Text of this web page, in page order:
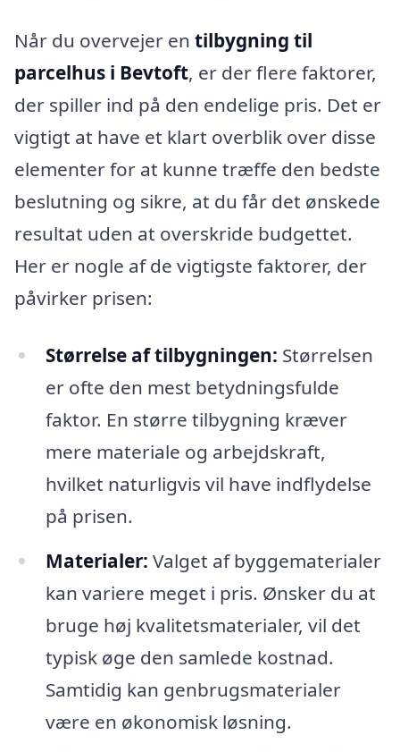
Når du overvejer en tilbygning til
parcelhus i Bevtoft, er der flere faktorer,
der spiller ind på den endelige pris. Det er
vigtigt at have et klart overblik over disse
elementer for at kunne træffe den bedste
beslutning og sikre, at du får det ønskede
resultat uden at overskride budgettet.
Her er nogle af de vigtigste faktorer, der
påvirker prisen:
Størrelse af tilbygningen: Størrelsen
er ofte den mest betydningsfulde
faktor. En større tilbygning kræver
mere materiale og arbejdskraft,
hvilket naturligvis vil have indflydelse
på prisen.
Materialer: Valget af byggematerialer
kan variere meget i pris. Ønsker du at
bruge høj kvalitetsmaterialer, vil det
typisk øge den samlede kostnad.
Samtidig kan genbrugsmaterialer
være en økonomisk løsning.